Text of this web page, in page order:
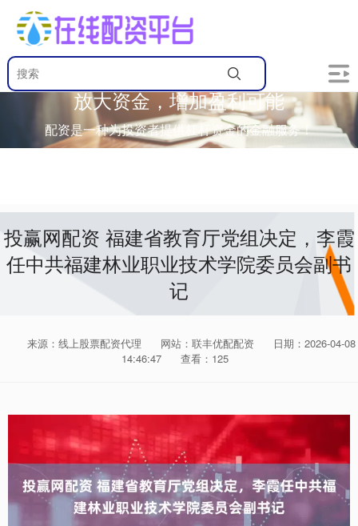
放大资金，增加盈利可能
配资是一种为投资者提供杠杆资金的金融服务！
投赢网配资 福建省教育厅党组决定，李霞
任中共福建林业职业技术学院委员会副书
记
来源：线上股票配资代理 网站：联丰优配配资
日期：2026-04-08
14:46:47
查看：125